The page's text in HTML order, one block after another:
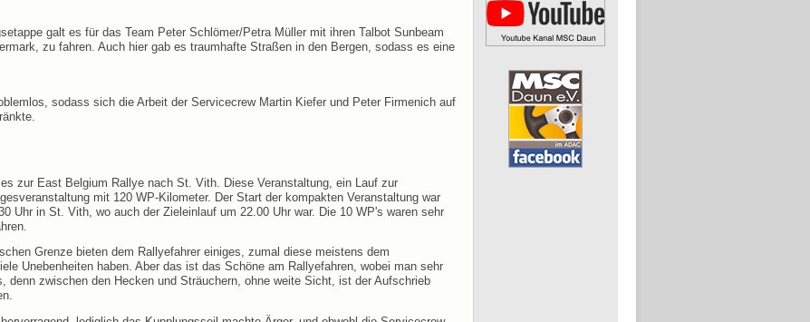
galt es für das Team Peter Schlömer/Petra Müller mit ihren Talbot Sunbeam
zu fahren. Auch hier gab es traumhafte Straßen in den Bergen, sodass es eine
sodass sich die Arbeit der Servicecrew Martin Kiefer und Peter Firmenich auf
zur East Belgium Rallye nach St. Vith. Diese Veranstaltung, ein Lauf zur
mit 120 WP-Kilometer. Der Start der kompakten Veranstaltung war
Uhr in St. Vith, wo auch der Zieleinlauf um 22.00 Uhr war. Die 10 WP's waren sehr
Grenze bieten dem Rallyefahrer einiges, zumal diese meistens dem
Unebenheiten haben. Aber das ist das Schöne am Rallyefahren, wobei man sehr
denn zwischen den Hecken und Sträuchern, ohne weite Sicht, ist der Aufschrieb